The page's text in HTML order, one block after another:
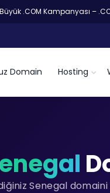
Büyük .COM Kampanyası –
Domain Hosting
Senegal domaini